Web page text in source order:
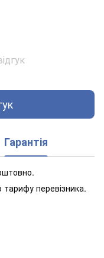
Гарантія
перевізника.